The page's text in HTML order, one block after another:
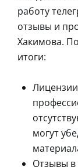
работу
отзывы и
Хакимова.
итоги:
могут
Отзывы в